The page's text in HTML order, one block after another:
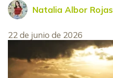
Natalia Albor Rojas
22 de junio de 2026